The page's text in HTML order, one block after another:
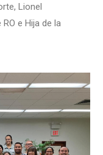
Lionel
e Hija de la